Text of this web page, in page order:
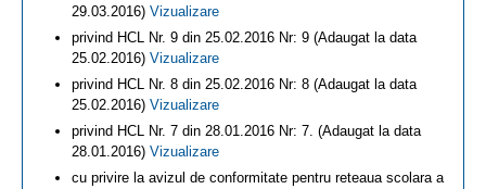
29.03.2016) Vizualizare
privind HCL Nr. 9 din 25.02.2016 Nr: 9 (Adaugat la data
25.02.2016) Vizualizare
privind HCL Nr. 8 din 25.02.2016 Nr: 8 (Adaugat la data
25.02.2016) Vizualizare
privind HCL Nr. 7 din 28.01.2016 Nr: 7. (Adaugat la data
28.01.2016) Vizualizare
cu privire la avizul de conformitate pentru reteaua scolara a